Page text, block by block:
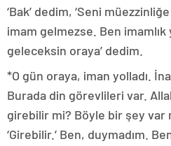
‘Bak’ dedim, ‘Seni
imam gelmezse. Ben imamlık
geleceksin oraya’ dedim.
*O gün oraya, iman yolladı.
Burada din görevlileri var.
girebilir mi? Böyle bir şey var
‘Girebilir.’ Ben, duymadım.